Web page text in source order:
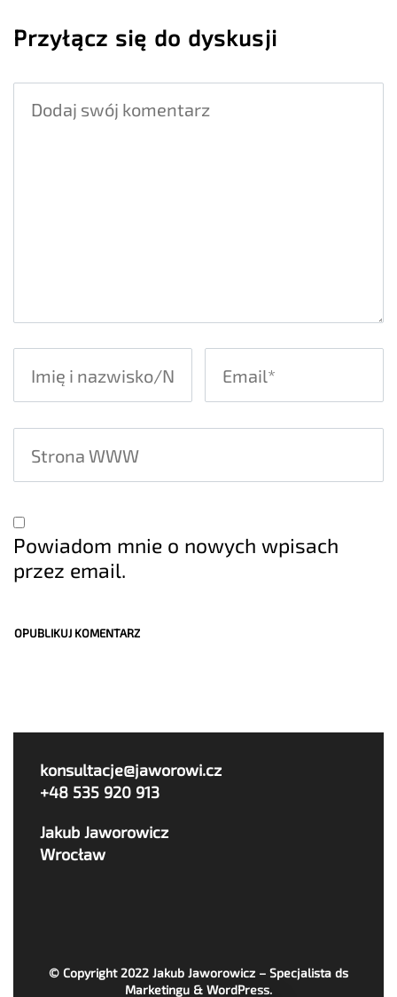
Przyłącz się do dyskusji
Powiadom mnie o nowych wpisach
przez email.
konsultacje@jaworowi.cz
+48 535 920 913
Jakub Jaworowicz
Wrocław
© Copyright 2022 Jakub Jaworowicz – Specjalista ds
Marketingu & WordPress.